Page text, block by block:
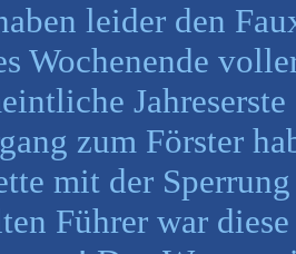
leider den
Wochenende
zum Förster
mit der
Führer war